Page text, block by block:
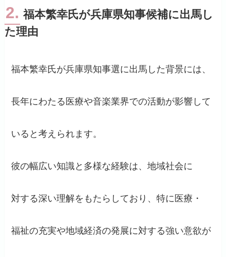
2. 福本繁幸氏が兵庫県知事候補に出馬し
た理由
福本繁幸氏が兵庫県知事選に出馬した背景には、
長年にわたる医療や音楽業界での活動が影響して
いると考えられます。
彼の幅広い知識と多様な経験は、地域社会に
対する深い理解をもたらしており、特に医療・
福祉の充実や地域経済の発展に対する強い意欲が